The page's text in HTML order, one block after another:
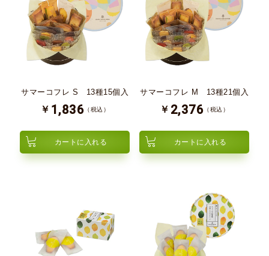
サマーコフレ S 13種15個入
￥ 1,836 （税込）
カートに入れる
サマーコフレ M 13種21個入
￥ 2,376 （税込）
カートに入れる